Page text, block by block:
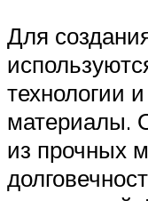
Для
технологии
материалы.
из прочных